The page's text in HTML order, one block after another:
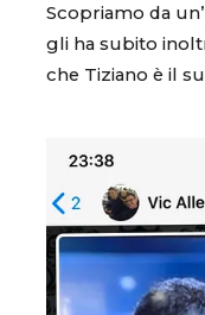
Scopriamo da
gli ha subito
che Tiziano è il